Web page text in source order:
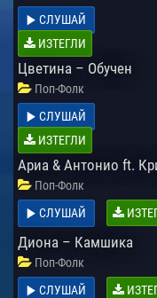
СЛУШАЙ
ИЗТЕГЛИ
Цветина – Обучен
Поп-Фолк
СЛУШАЙ
ИЗТЕГЛИ
Ариа & Антонио ft.
Поп-Фолк
СЛУШАЙ
Диона – Камшика
Поп-Фолк
СЛУШАЙ